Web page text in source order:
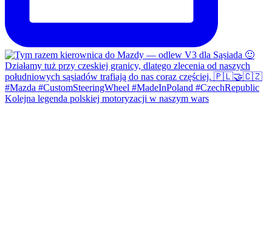
Kolejna legenda polskiej motoryzacji w naszym wars